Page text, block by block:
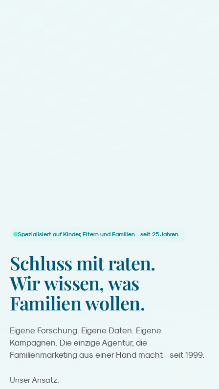
Spezialisiert auf Kinder, Eltern und Familien - seit 25 Jahren
Schlussmitraten.
Wirwissen,was
Familienwollen.
Eigene Forschung. Eigene Daten. Eigene
Kampagnen. Die einzige Agentur, die
Familienmarketing aus einer Hand macht - seit 1999.
Unser Ansatz: